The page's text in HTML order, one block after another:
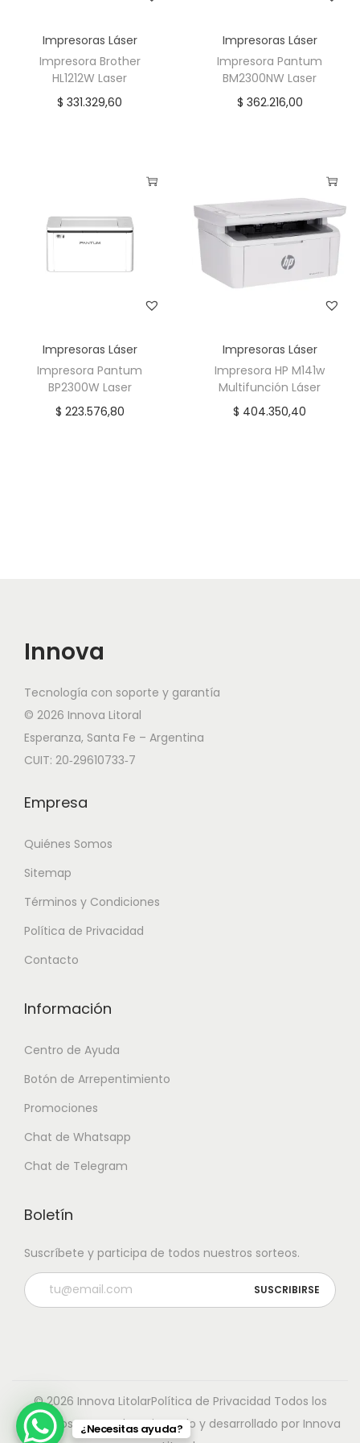
d
Impresoras Láser
Impresora Brother
HL1212W Laser
$ 331.329,60
Impresoras Láser
Impresora Pantum
BM2300NW Laser
$ 362.216,00
Impresoras Láser
Impresora Pantum
BP2300W Laser
$ 223.576,80
Impresoras Láser
Impresora HP M141w
Multifunción Láser
$ 404.350,40
Innova
Tecnología con soporte y garantía
© 2026 Innova Litoral
Esperanza, Santa Fe – Argentina
CUIT: 20‑29610733‑7
Empresa
Quiénes Somos
Sitemap
Términos y Condiciones
Política de Privacidad
Contacto
Información
Centro de Ayuda
Botón de Arrepentimiento
Promociones
Chat de Whatsapp
Chat de Telegram
Boletín
Suscríbete y participa de todos nuestros sorteos.
© 2026 Innova LitolarPolítica de Privacidad Todos los
derechos reservados. Diseñado y desarrollado por Innova
¿Necesitas ayuda?